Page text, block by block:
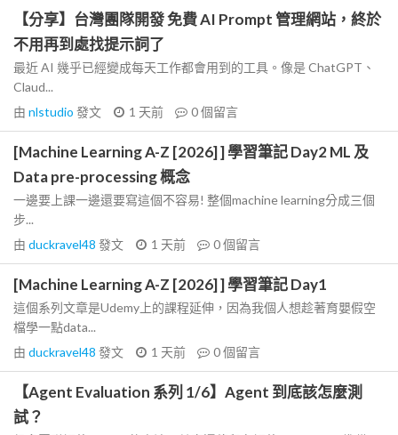
【分享】台灣團隊開發 免費 AI Prompt 管理網站，終於
不用再到處找提示詞了
最近 AI 幾乎已經變成每天工作都會用到的工具。像是 ChatGPT、
Claud...
由 nlstudio 發文 1 天前 0個留言
[Machine Learning A-Z [2026] ] 學習筆記 Day2 ML 及
Data pre-processing 概念
一邊要上課一邊還要寫這個不容易! 整個machine learning分成三個
步...
由 duckravel48 發文 1 天前 0個留言
[Machine Learning A-Z [2026] ] 學習筆記 Day1
這個系列文章是Udemy上的課程延伸，因為我個人想趁著育嬰假空
檔學一點data...
由 duckravel48 發文 1 天前 0個留言
【Agent Evaluation 系列 1/6】Agent 到底該怎麼測
試？